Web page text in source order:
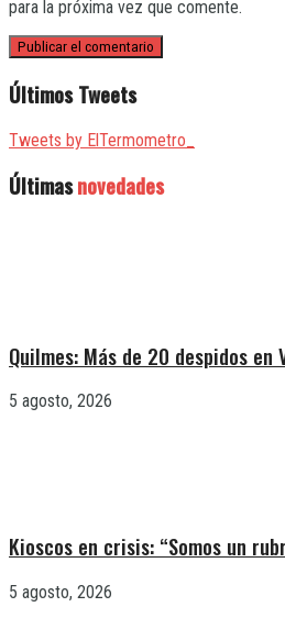
para la próxima vez que comente.
Últimos Tweets
Tweets by ElTermometro_
Últimasnovedades
Quilmes: Más de 20 despidos en
5 agosto, 2026
Kioscos en crisis: “Somos un
5 agosto, 2026